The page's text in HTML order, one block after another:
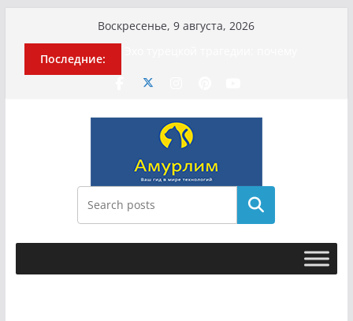
содержимому
Воскресенье, 9 августа, 2026
Последние:
Эхо турецкой трагедии: почему
«ожила» камера погибшей
Гусейна Гасанова заочно
приговорили к четырём годам
Илью Ремесло задержали по делу о
фейках о российской армии
Новые криминальные хроники
связали Диану Шурыгину и Настю
Поиск